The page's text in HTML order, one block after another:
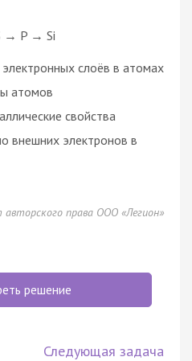
→ P → Si
слоёв в атомах
атомов
свойства
внешних электронов в
авторского права ООО «Легион»
решение
Следующая задача